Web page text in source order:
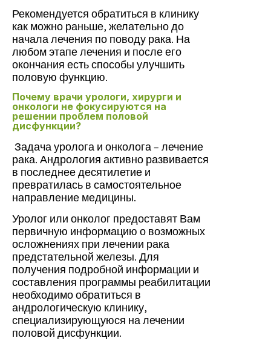
Рекомендуется обратиться в клинику
как можно раньше, желательно до
начала лечения по поводу рака. На
любом этапе лечения и после его
окончания есть способы улучшить
половую функцию.
Почему врачи урологи, хирурги и
онкологи не фокусируются на
решении проблем половой
дисфункции?
Задача уролога и онколога – лечение
рака. Андрология активно развивается
в последнее десятилетие и
превратилась в самостоятельное
направление медицины.
Уролог или онколог предоставят Вам
первичную информацию о возможных
осложнениях при лечении рака
предстательной железы. Для
получения подробной информации и
составления программы реабилитации
необходимо обратиться в
андрологическую клинику,
специализирующуюся на лечении
половой дисфункции.